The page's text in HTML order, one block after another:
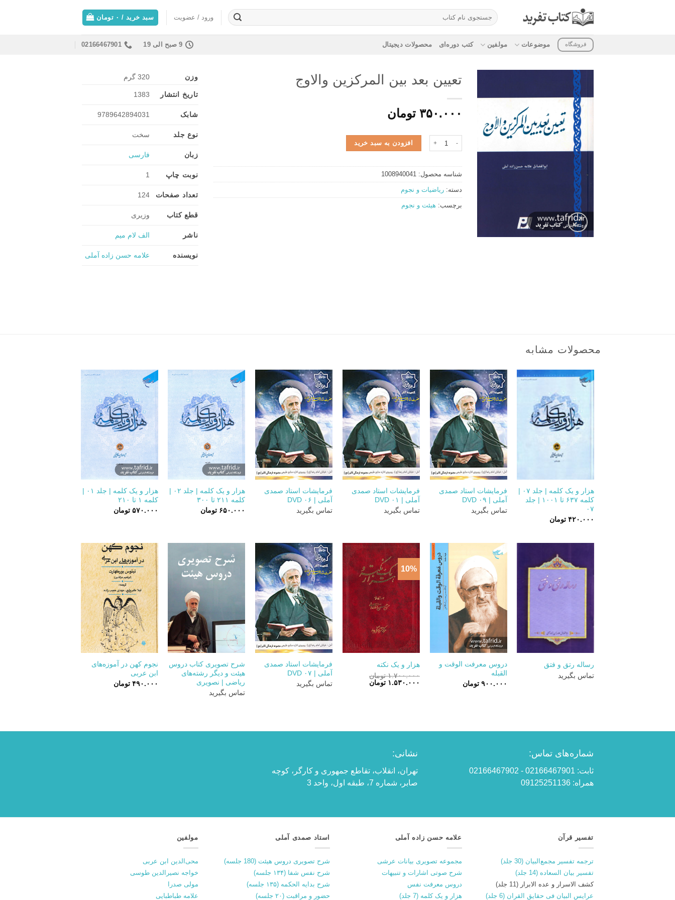
جستجو
برای:
ورود / عضویت سبد خرید / ۰ تومان
فروشگاه موضوعات مولفین کتب دوره‌ای محصولات دیجیتال 9 صبح الی 19 02166467901
تعیین بعد بین المرکزین والاوج
۳۵۰.۰۰۰ تومان
تعیین بعد بین المرکزین والاوج عددافزودن به سبد خرید
شناسه محصول: 1008940041
دسته:ریاضیات و نجوم
برچسب: هیئت و نجوم
وزن 320 گرم
تاریخ انتشار 1383
شابک 9789642894031
نوع جلد سخت
زبان فارسی
نوبت چاپ 1
تعداد صفحات 124
قطع کتاب وزیری
ناشر الف لام میم
نویسنده علامه حسن زاده آملی
محصولات مشابه
هزار و یک کلمه | جلد ۰۷ |
کلمه ۶۳۷ تا ۱۰۰۱ | جلد
۰۷
۴۲۰.۰۰۰ تومان
+
فرمایشات استاد صمدی
آملی | DVD ۰۹
تماس بگیرید
+
فرمایشات استاد صمدی
آملی | DVD ۰۱
تماس بگیرید
+
فرمایشات استاد صمدی
آملی | DVD ۰۶
تماس بگیرید
هزار و یک کلمه | جلد ۰۲ |
کلمه ۲۱۱ تا ۳۰۰
۶۵۰.۰۰۰ تومان
هزار و یک کلمه | جلد ۰۱ |
کلمه ۱ تا ۲۱۰
۵۷۰.۰۰۰ تومان
رساله رتق و فتق
تماس بگیرید
دروس معرفت الوقت و
القبله
۹۰۰.۰۰۰ تومان
10%
+
هزار و یک نکته
۱.۷۰۰.۰۰۰ تومان
قیمت
۱.۵۳۰.۰۰۰ تومان
+
فرمایشات استاد صمدی
آملی | DVD ۰۷
تماس بگیرید
+
شرح تصویری کتاب دروس
هیئت و دیگر رشته‌های
ریاضی | نصویری
تماس بگیرید
+
نجوم کهن در آموزه‌های
ابن عربی
۴۹۰.۰۰۰ تومان
شماره‌های تماس:
ثابت: 02166467901 - 02166467902
همراه: 09125251136
نشانی:
تهران، انقلاب، تقاطع جمهوری و کارگر، کوچه
صابر، شماره 7، طبقه اول، واحد 3
تفسیر قرآن
ترجمه تفسیر مجمع‌البیان (30 جلد)
تفسیر بیان السعاده (14 جلد)
کشف الاسرار و عده الابرار (11 جلد)
عرایس البیان فی حقایق القران (6 جلد)
علامه حسن زاده آملی
مجموعه تصویری بیانات عرشی
شرح صوتی اشارات و تنبیهات
دروس معرفت نفس
هزار و یک کلمه (7 جلد)
استاد صمدی آملی
شرح تصویری دروس هیئت (180 جلسه)
شرح نفس شفا (۱۳۴ جلسه)
شرح بدایه الحکمه (۱۳۵ جلسه)
حضور و مراقبت (۲۰ جلسه)
مولفین
محی‌الدین ابن عربی
خواجه نصیرالدین طوسی
مولی صدرا
علامه طباطبایی